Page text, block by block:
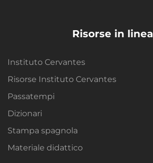
Risorse in linea
Instituto Cervantes
Risorse Instituto Cervantes
Passatempi
Dizionari
Stampa spagnola
Materiale didattico